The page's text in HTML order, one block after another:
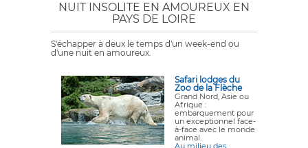
NUIT INSOLITE EN AMOUREUX EN
PAYS DE LOIRE
S'échapper à deux le temps d'un week-end ou
d'une nuit en amoureux.
Safari lodges du
Zoo de la Flèche
Grand Nord, Asie ou
Afrique :
embarquement pour
un exceptionnel face-
à-face avec le monde
animal.
Au milieu des